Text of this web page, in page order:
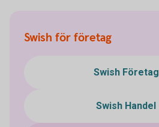
Swish för företag
Swish Företag
Swish Handel